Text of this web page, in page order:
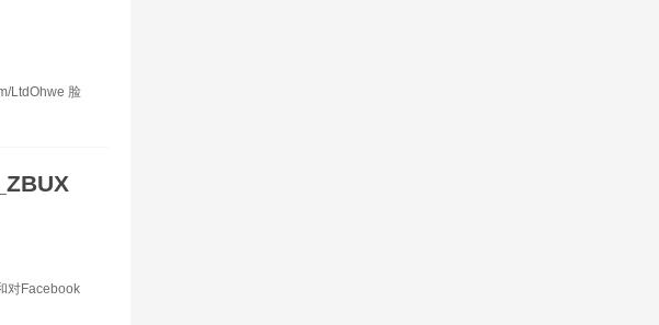
LtdOhwe 脸
对Facebook